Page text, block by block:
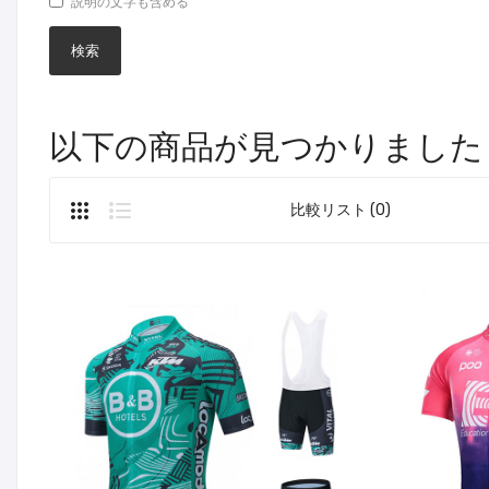
以下の商品が見つかりました
比較リスト (0)